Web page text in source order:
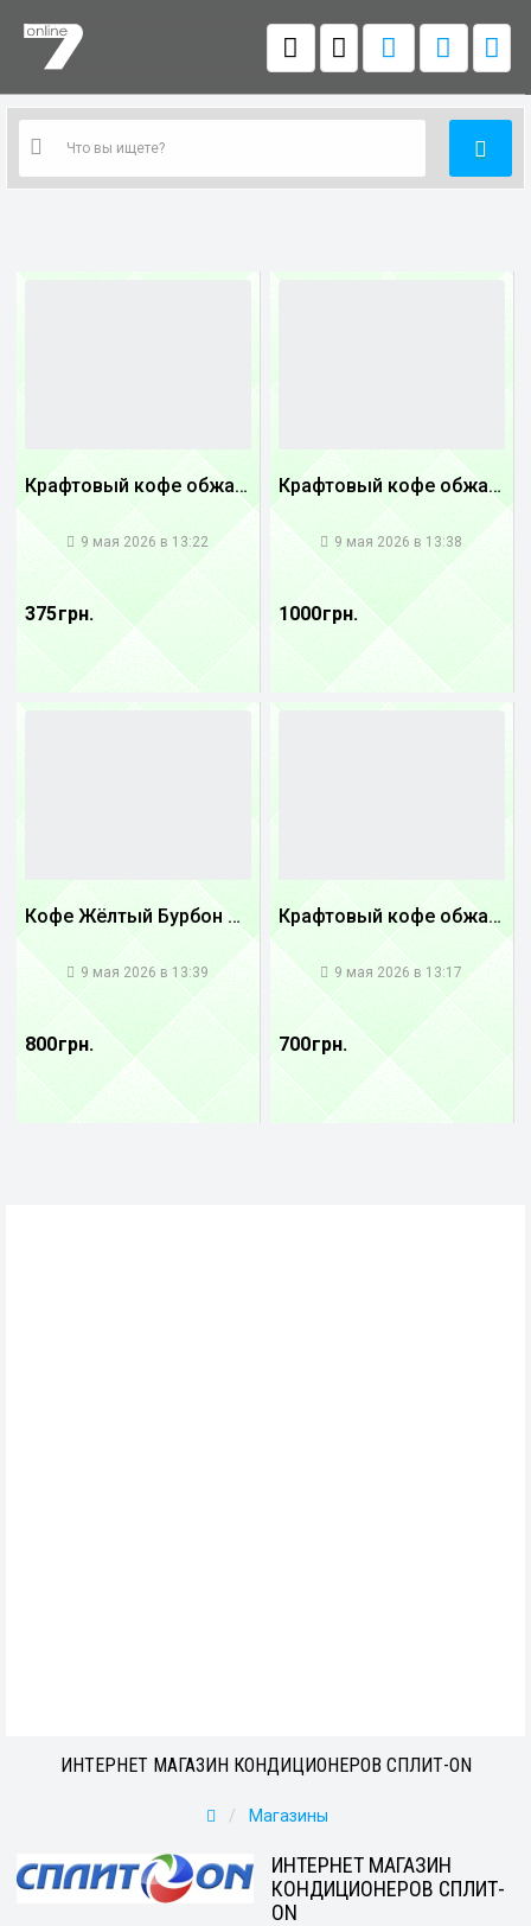
Крафтовый кофе обжареный купаж арабики 5...
9 мая 2026 в 13:22
375 грн.
Крафтовый кофе обжареный Танзания
9 мая 2026 в 13:38
1000 грн.
Кофе Жёлтый Бурбон Бразилия
9 мая 2026 в 13:39
800 грн.
Крафтовый кофе обжареный купаж арабики 3...
9 мая 2026 в 13:17
700 грн.
ИНТЕРНЕТ МАГАЗИН КОНДИЦИОНЕРОВ СПЛИТ-ON
Магазины
ИНТЕРНЕТ МАГАЗИН
КОНДИЦИОНЕРОВ СПЛИТ-
ON